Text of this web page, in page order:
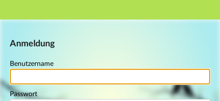
Hauptnavigation
Anmeldung
Benutzername
Passwort